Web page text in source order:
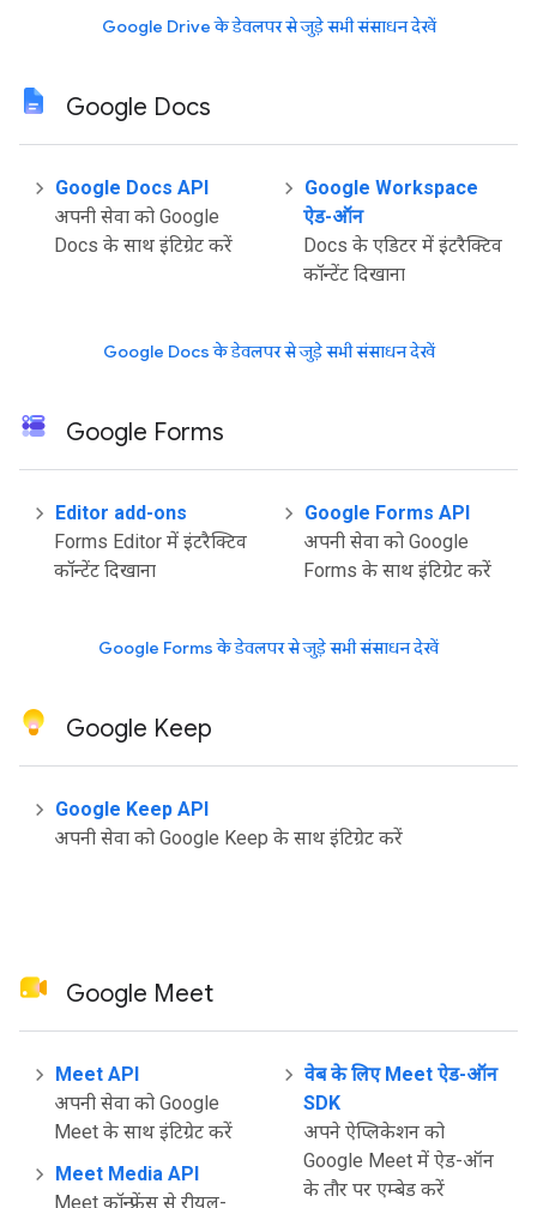
Google Drive के डेवलपर से जुड़े सभी संसाधन देखें
Google Docs
Google Docs API
अपनी सेवा को Google
Docs के साथ इंटिग्रेट करें
Google Workspace
ऐड-ऑन
Docs के एडिटर में इंटरैक्टिव
कॉन्टेंट दिखाना
Google Docs के डेवलपर से जुड़े सभी संसाधन देखें
Google Forms
Editor add-ons
Forms Editor में इंटरैक्टिव
कॉन्टेंट दिखाना
Google Forms API
अपनी सेवा को Google
Forms के साथ इंटिग्रेट करें
Google Forms के डेवलपर से जुड़े सभी संसाधन देखें
Google Keep
Google Keep API
अपनी सेवा को Google Keep के साथ इंटिग्रेट करें
Google Meet
Meet API
अपनी सेवा को Google
Meet के साथ इंटिग्रेट करें
Meet Media API
Meet कॉन्फ़्रेंस से रीयल-
वेब के लिए Meet ऐड-ऑन
SDK
अपने ऐप्लिकेशन को
Google Meet में ऐड-ऑन
के तौर पर एम्बेड करें